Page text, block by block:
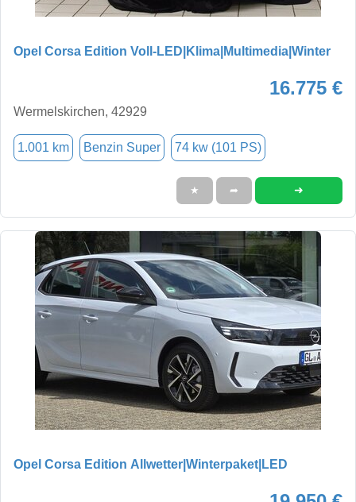
Opel Corsa Edition Voll-LED|Klima|Multimedia|Winter
16.775 €
Wermelskirchen, 42929
1.001 km Benzin Super 74 kw (101 PS)
★ ➦ ➜
Opel Corsa Edition Allwetter|Winterpaket|LED